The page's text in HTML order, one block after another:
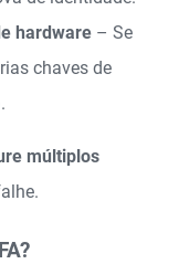
hardware – Se
chaves de
múltiplos